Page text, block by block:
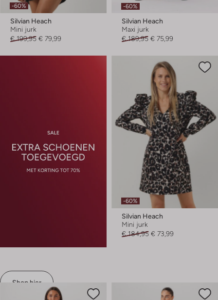
-60%
Silvian Heach
Mini jurk
€ 199,95 € 79,99
-60%
Silvian Heach
Maxi jurk
€ 189,95 € 75,99
Shop hier
-60%
Silvian Heach
Mini jurk
€ 184,95 € 73,99